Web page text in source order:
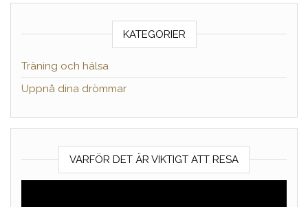
KATEGORIER
Träning och hälsa
Uppnå dina drömmar
VARFÖR DET ÄR VIKTIGT ATT RESA